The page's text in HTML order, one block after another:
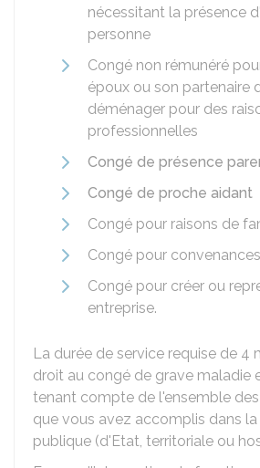
nécessitant la présence
personne
Congé non rémunéré
époux ou son partenaire
déménager pour des
professionnelles
Congé de présence
Congé de proche aidant
Congé pour raisons de
Congé pour
Congé pour créer ou
entreprise.
La durée de service requise de 4
droit au congé de grave maladie
tenant compte de l'ensemble
que vous avez accomplis dans
publique (d'Etat, territoriale ou